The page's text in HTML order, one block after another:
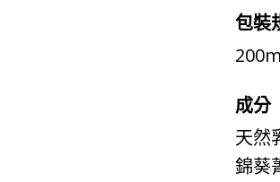
包裝
成分
天然
錦葵